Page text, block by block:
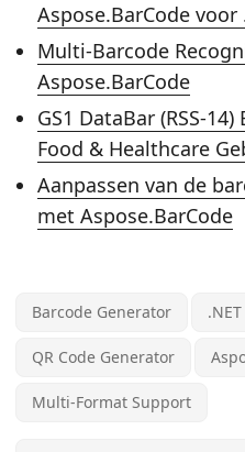
Aspose.BarCode voor
Multi-Barcode
Aspose.BarCode
GS1 DataBar (RSS-
Food & Healthcare
Aanpassen van de
met Aspose.BarCode
Barcode Generator
QR Code Generator
Multi-Format Support